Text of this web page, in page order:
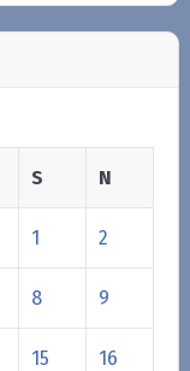
S N
1 2
8 9
15 16